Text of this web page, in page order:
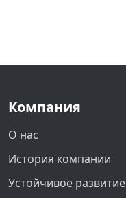
Компания
О нас
История компании
Устойчивое развитие